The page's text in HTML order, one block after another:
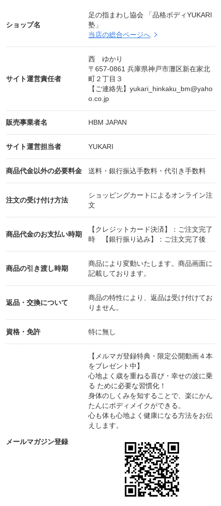
身体のしくみを知って、美しく健康になる「セルフ
クラシックカーのように、いつまでも美しく輝き続
健康的にボディメイク・ヒップアップ・腰痛改善・0
脚改善・背中スッキリ・二の腕スッキリ
予防・痴呆症予防・ほうれい線の予防と改善
み・顔の悩み
様々なお悩みを、一緒に解決していきましょう！！
足の指まわし協会：https://ashinoyubimawashi.com/
おすそわけマーケットプレイス「ツクツク!!!」加盟
店募集！
https://tsuku2.shop/?fcd=46328
日本テレビ系列のバラエティ番組『魔女たちの22
り）です。
2010年11月の放送回において、「超〜簡単なエクサ
サイズで太ももが10センチ細くなった孫もいる48歳
の魔女」というキャッチコピーで紹介され、大きな
話題を呼びました。
【パートナーショップ】
鹿児島市パソコンとアロマセラピースクール|のんち
https://tsuku2.jp/astarart
一般社団法 村山市観光物産協会
https://tsuku2.jp/murayama-kanbutu
⭕️ HBM JAPAN（品格ボディYUKARI塾）
神戸・東京・オンラインで 一生、元気に美しく歩け
ショップ名
足の指まわし協会 「品格ボディYUKARI
塾」
当店の総合ページへ
サイト運営責任者
西 ゆかり
〒657-0861 兵庫県神戸市灘区新在家北
町２丁目３
【ご連絡先】 yukari_hinkaku_bm@yaho
o.co.jp
販売事業者名 HBM JAPAN
サイト運営担当者 YUKARI
商品代金以外の必要料金 送料・銀行振込手数料・代引き手数料
注文の受け付け方法
ショッピングカートによるオンライン注
文
商品代金のお支払い時期
【クレジットカード決済】：ご注文完了
時 【銀行振り込み】：ご注文完了後
商品の引き渡し時期
商品により変動いたします。商品画面に
記載しております。
返品・交換について
商品の特性により、返品は受け付けてお
りません。
資格・免許 特に無し
メールマガジン登録
【メルマガ登録特典・限定公開動画４本
をプレゼント中】
心地よく歳を重ねる喜び・幸せの波に乗
る ために必要な習慣化！
身体のしくみを知することで、楽にかん
たんにボディメイクができる。
心も体も心地よく健康になる方法をお伝
えします。